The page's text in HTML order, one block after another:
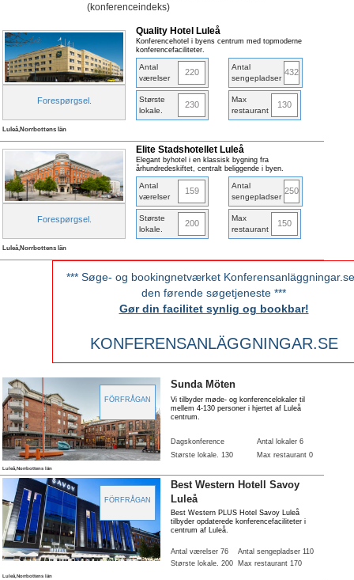
(konferenceindeks)
Forespørgsel.
Quality Hotel Luleå
Konferencehotel i byens centrum med topmoderne
konferencefaciliteter.
Antal
værelser
220
Antal
sengepladser
432
Største
lokale
230
Max
restaurant
130
Luleå,Norrbottens län
Forespørgsel.
Elite Stadshotellet Luleå
Elegant byhotel i en klassisk bygning fra
århundredeskiftet, centralt beliggende i byen.
Antal
værelser
159
Antal
sengepladser
250
Største
lokale
200
Max
restaurant
150
Luleå,Norrbottens län
*** Søge- og bookingnetværket
den førende søgetjeneste ***
Gør din facilitet synlig og bookbar!
KONFERENSANLÄGGNINGAR.SE
FÖRFRÅGAN
Sunda Möten
Vi tilbyder møde- og konferencelokaler til
mellem 4-130 personer i hjertet af Luleå
centrum.
Dagskonference
Antal lokaler 6
Største lokale. 130 Max restaurant 0
Luleå,Norrbottens län
FÖRFRÅGAN
Best Western Hotell Savoy
Luleå
Best Western PLUS Hotel Savoy Luleå
tilbyder opdaterede konferencefaciliteter i
centrum af Luleå.
Antal værelser 76
Antal sengepladser 110
Største lokale. 200 Max restaurant 170
Luleå,Norrbottens län